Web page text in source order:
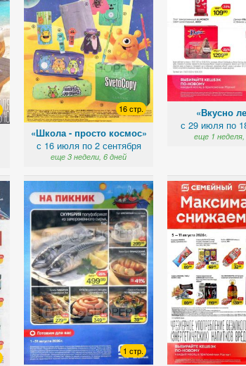
16 стр.
«Школа - просто космос»
с 16 июля по 2 сентября
еще 3 недели, 6 дней
«Вкусно
с 29 июля по
еще 1 неделя,
1 стр.